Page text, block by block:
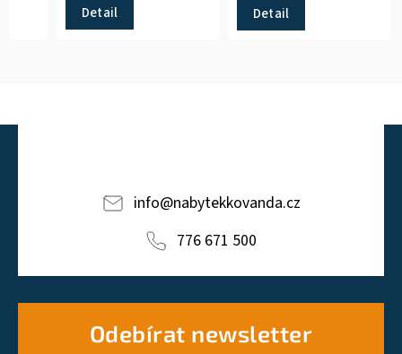
Detail
týdny.
Detail
info@nabytekkovanda.cz
776 671 500
Odebírat newsletter